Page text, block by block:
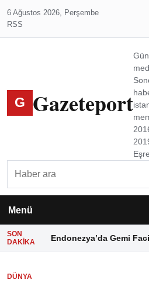
6 Ağustos 2026, Perşembe
RSS
G Gazeteport
Menü
SON
DAKIKA
Endonezya’da Gemi
DÜNYA